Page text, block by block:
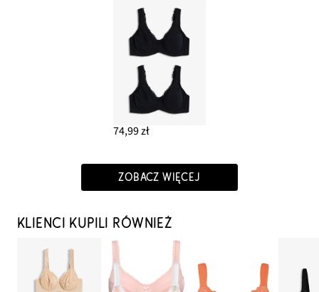
74,99 zł
ZOBACZ WIĘCEJ
KLIENCI KUPILI RÓWNIEŻ